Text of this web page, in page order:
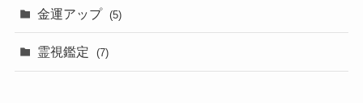
金運アップ (5)
霊視鑑定 (7)